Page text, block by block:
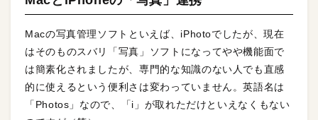
Macの写真管理ソフトといえば、iPhotoでしたが、現在
はそのものスバリ「写真」ソフトになってやや機能面で
は簡素化されましたが、専門的な知識のない人でも直感
的に使えるという便利さは変わっていません。英語名は
「Photos」なので、「i」が取れただけといえなくもない